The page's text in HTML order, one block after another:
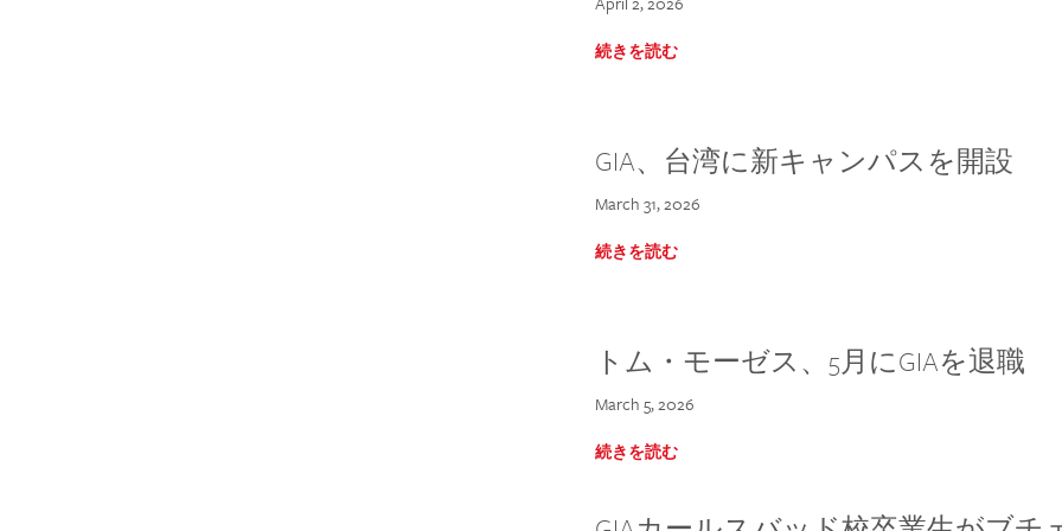
続きを読む
GIA、台湾に新キャンパスを開設
March 31, 2026
続きを読む
トム・モーゼス、5月にGIAを退職
March 5, 2026
続きを読む